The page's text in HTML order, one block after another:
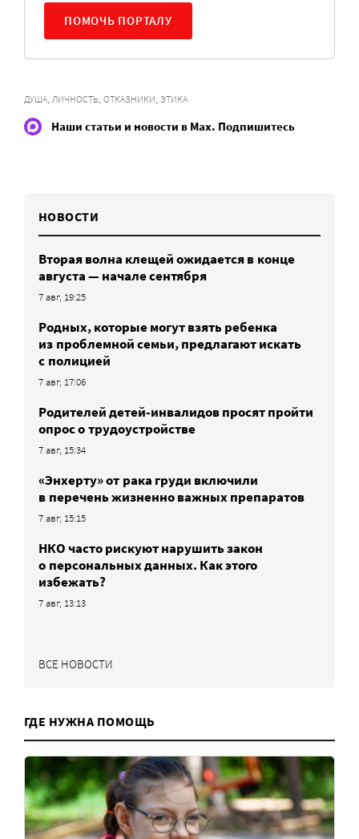
ПОМОЧЬ ПОРТАЛУ
ДУША, ЛИЧНОСТЬ, ОТКАЗНИКИ, ЭТИКА
Наши статьи и новости в Max. Подпишитесь
НОВОСТИ
Вторая волна клещей ожидается в конце
августа — начале сентября
7 авг, 19:25
Родных, которые могут взять ребенка
из проблемной семьи, предлагают искать
с полицией
7 авг, 17:06
Родителей детей-инвалидов просят пройти
опрос о трудоустройстве
7 авг, 15:34
«Энхерту» от рака груди включили
в перечень жизненно важных препаратов
7 авг, 15:15
НКО часто рискуют нарушить закон
о персональных данных. Как этого
избежать?
7 авг, 13:13
ВСЕ НОВОСТИ
ГДЕ НУЖНА ПОМОЩЬ